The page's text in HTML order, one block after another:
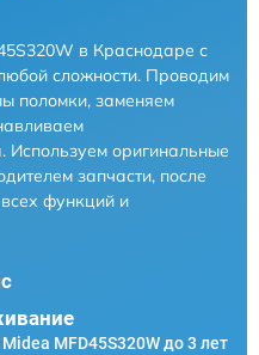
в Краснодаре с
сложности. Проводим
поломки, заменяем
Используем оригинальные
запчасти, после
функций и
MFD45S320W до 3 лет